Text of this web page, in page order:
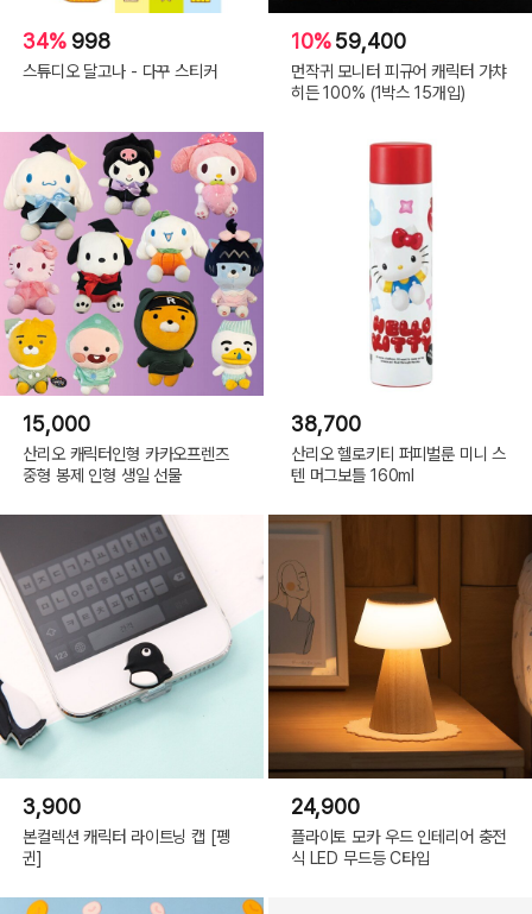
34% 998
스튜디오 달고나 - 다꾸 스티커
10%59,400
먼작귀 모니터 피규어 캐릭터 가챠
히든 100% (1박스 15개입)
15,000
산리오 캐릭터인형 카카오프렌즈
중형 봉제 인형 생일 선물
38,700
산리오 헬로키티 퍼피벌룬 미니 스
텐 머그보틀 160ml
3,900
본컬렉션 캐릭터 라이트닝 캡 [펭
귄]
24,900
플라이토 모카 우드 인테리어 충전
식 LED 무드등 C타입